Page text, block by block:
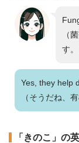
（
す。
Yes, they help
（そうだね、
「きのこ」の